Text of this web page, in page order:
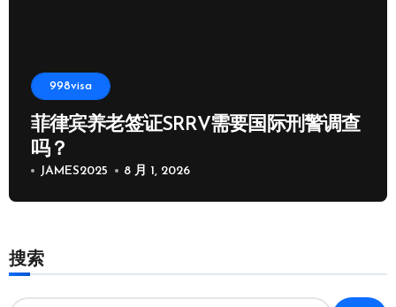
998visa
菲律宾养老签证SRRV需要国际刑警调查
吗？
JAMES2025 8 月 1, 2026
搜索